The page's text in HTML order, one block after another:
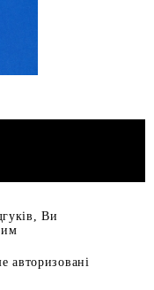
Ви
авторизовані